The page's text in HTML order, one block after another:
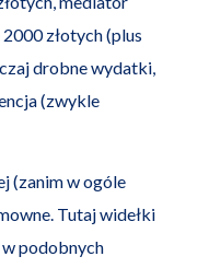
złotych (plus
drobne wydatki,
(zwykle
(zanim w ogóle
Tutaj widełki
w podobnych